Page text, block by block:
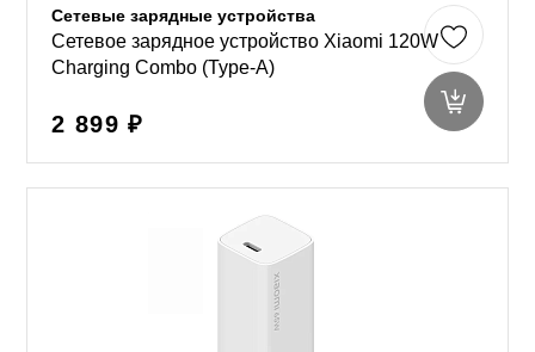
Сетевые зарядные устройства
Сетевое зарядное устройство Xiaomi 120W
Charging Combo (Type-A)
2 899 ₽